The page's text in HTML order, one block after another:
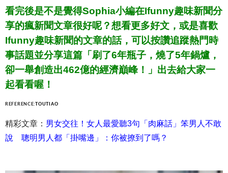
看完後是不是覺得Sophia小編在Ifunny趣味新聞分
享的瘋新聞文章很好呢？想看更多好文，或是喜歡
Ifunny趣味新聞的文章的話，可以按讚追蹤熱門時
事話題並分享這篇「刷了6年瓶子，燒了5年鍋爐，
卻一舉創造出462億的經濟巔峰！」出去給大家一
起看看喔！
REFERENCE: TOUTIAO
精彩文章： 男女交往！女人最愛聽3句「肉麻話」笨男人不敢
說 聰明男人都「掛嘴邊」：你被撩到了嗎？